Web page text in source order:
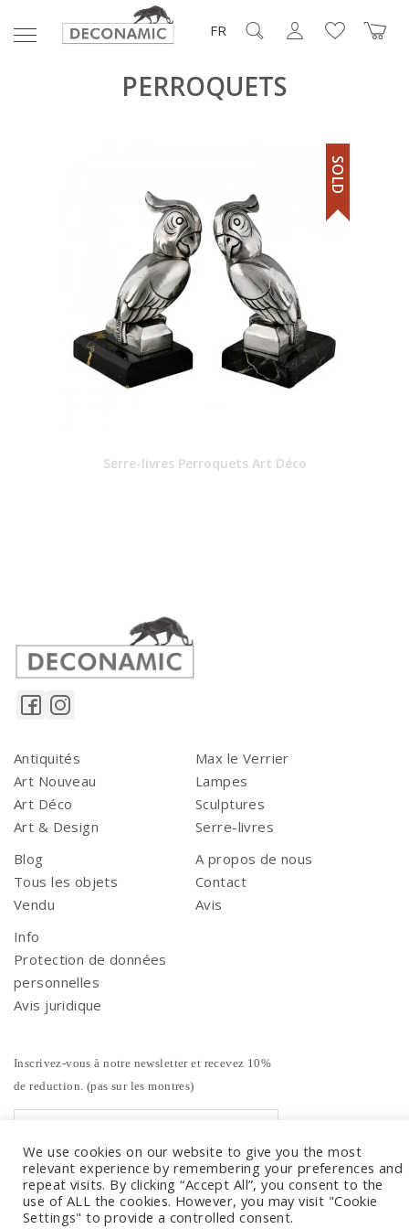
FR
PERROQUETS
Serre-livres Perroquets Art Déco
SOLD
Antiquités
Art Nouveau
Art Déco
Art & Design
Max le Verrier
Lampes
Sculptures
Serre-livres
Blog
Tous les objets
Vendu
A propos de nous
Contact
Avis
Info
Protection de données
personnelles
Avis juridique
Inscrivez-vous à notre newsletter et recevez 10%
de reduction. (pas sur les montres)
We use cookies on our website to give you the most
relevant experience by remembering your preferences and
repeat visits. By clicking “Accept All”, you consent to the
use of ALL the cookies. However, you may visit "Cookie
Settings" to provide a controlled consent.